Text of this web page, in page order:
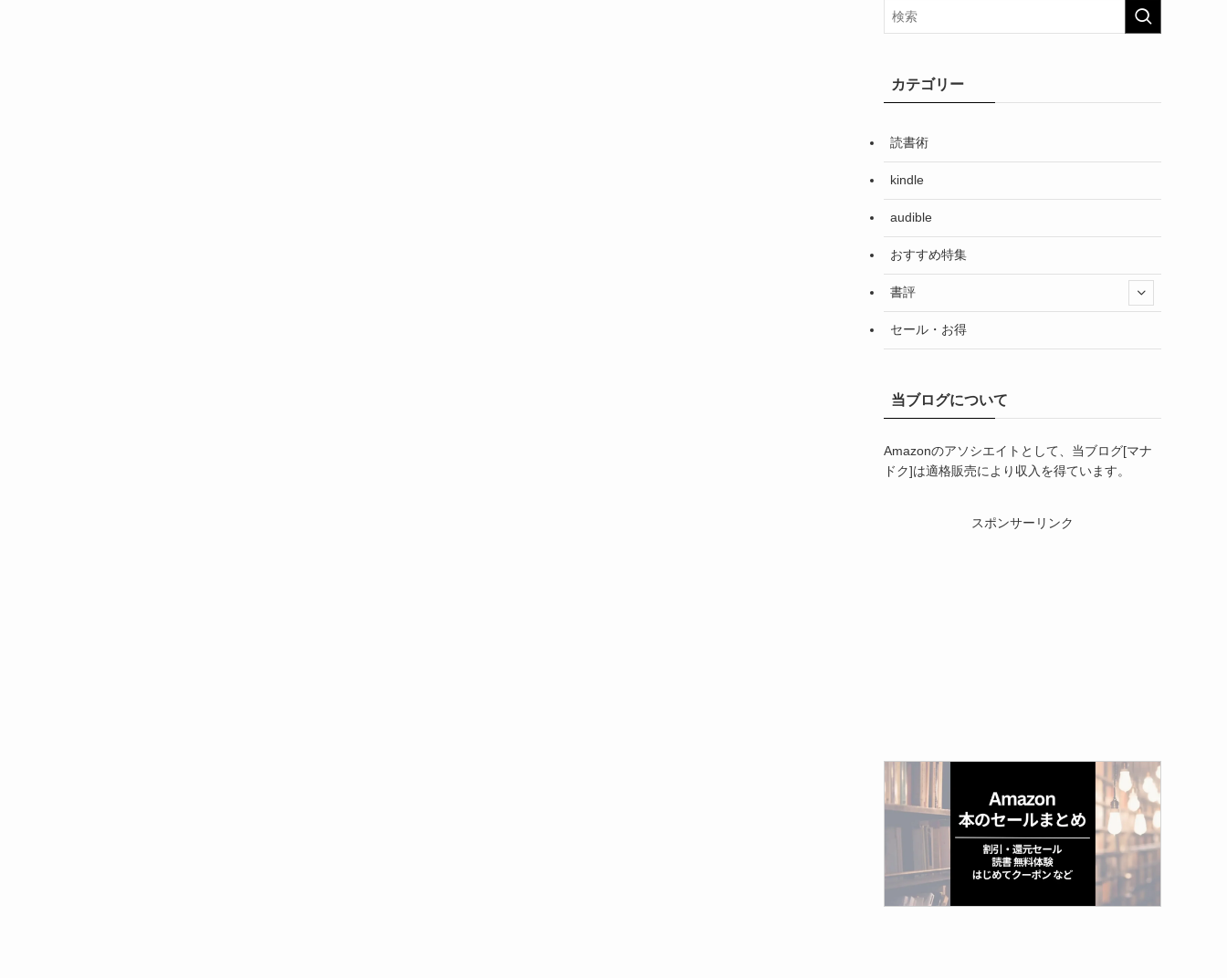
カテゴリー
読書術
kindle
audible
おすすめ特集
書評
セール・お得
当ブログについて
Amazonのアソシエイトとして、当ブログ[マナ
ドク]は適格販売により収入を得ています。
スポンサーリンク